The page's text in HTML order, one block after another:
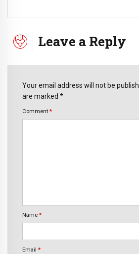
Leave a Reply
Your email address will not be
are marked *
Comment *
Name *
Email *